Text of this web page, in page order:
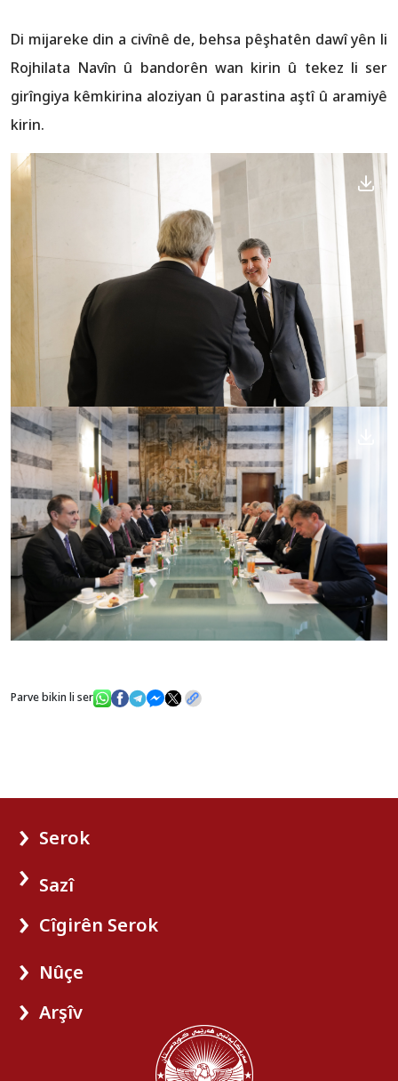
Di mijareke din a civînê de, behsa pêşhatên dawî yên li
Rojhilata Navîn û bandorên wan kirin û tekez li ser
girîngiya kêmkirina aloziyan û parastina aştî û aramiyê
kirin.
Parve bikin li ser
Serok
Sazî
Cîgirên Serok
Nûçe
Arşîv